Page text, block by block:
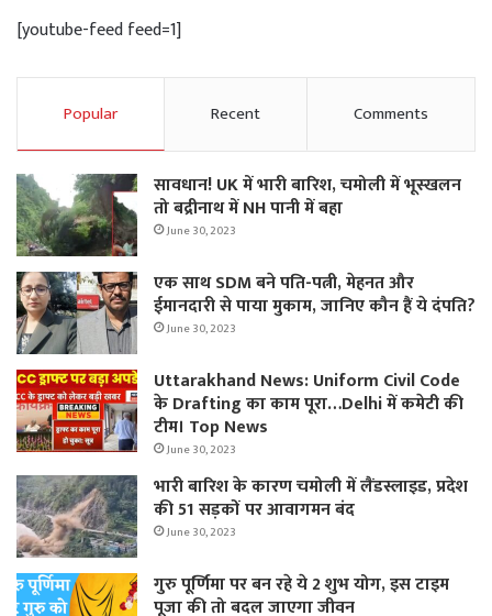
[youtube-feed feed=1]
Popular Recent Comments
सावधान! UK में भारी बारिश, चमोली में भूस्‍खलन
तो बद्रीनाथ में NH पानी में बहा
June 30, 2023
एक साथ SDM बने पति-पत्नी, मेहनत और
ईमानदारी से पाया मुकाम, जानिए कौन हैं ये दंपति?
June 30, 2023
Uttarakhand News: Uniform Civil Code
के Drafting का काम पूरा…Delhi में कमेटी की
टीम। Top News
June 30, 2023
भारी बारिश के कारण चमोली में लैंडस्लाइड, प्रदेश
की 51 सड़कों पर आवागमन बंद
June 30, 2023
गुरु पूर्णिमा पर बन रहे ये 2 शुभ योग, इस टाइम
पूजा की तो बदल जाएगा जीवन